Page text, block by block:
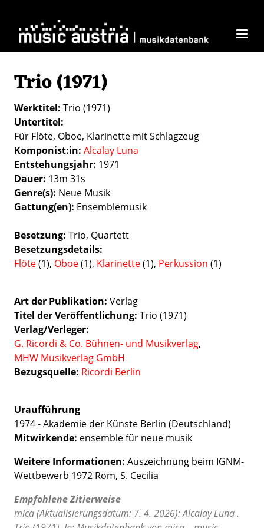
Trio (1971)
Werktitel Trio (1971)
Untertitel
Für Flöte, Oboe, Klarinette mit Schlagzeug
Komponist:in Alcalay Luna
Entstehungsjahr 1971
Dauer 13m 31s
Genre(s) Neue Musik
Gattung(en) Ensemblemusik
Besetzung Trio Quartett
Besetzungsdetails
Flöte(1), Oboe(1), Klarinette(1), Perkussion (1)
Art der Publikation Verlag
Titel der Veröffentlichung Trio (1971)
Verlag/Verleger
G. Ricordi & Co. Bühnen- und Musikverlag
MHW Musikverlag GmbH
Bezugsquelle: Ricordi Berlin
Uraufführung
1974 - Akademie der Künste Berlin (Deutschland)
Mitwirkende: ensemble für neue musik
Weitere Informationen: Auszeichnung beim IGNM-
Wettbewerb 1972 Rom, S. Cecilia
Empfohlene Zitierweise
mica (Aktualisierungsdatum: 7. 4. 2026): Alcalay Luna .